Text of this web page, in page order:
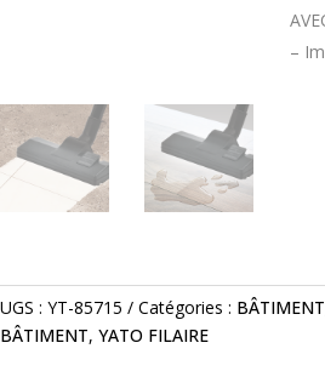
UGS : YT-85715 Catégories : BÂTIMENT
BÂTIMENT, YATO FILAIRE